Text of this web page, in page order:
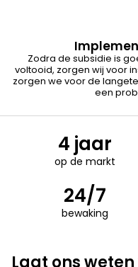
Zodra de subsidie is
voltooid, zorgen wij voor
zorgen we voor de
een
4 jaar
op de markt
24/7
bewaking
Laat ons